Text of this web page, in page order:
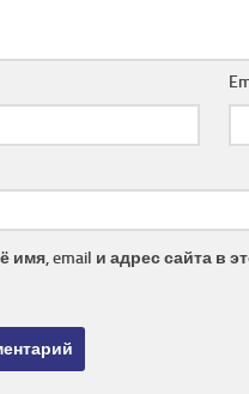
имя, email и адрес сайта в